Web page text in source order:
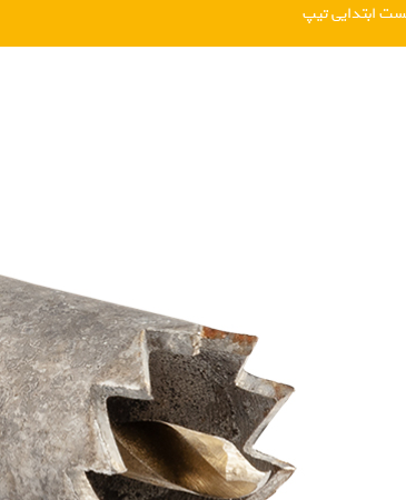
ابتدایی تیپ